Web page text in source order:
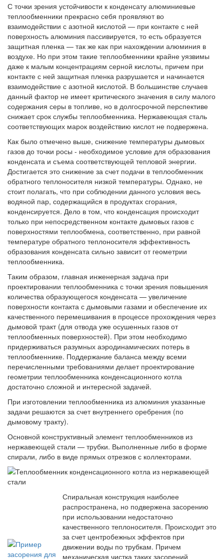
С точки зрения устойчивости к конденсату алюминиевые
теплообменники прекрасно себя проявляют во
взаимодействии с азотной кислотой — при контакте с ней
поверхность алюминия пассивируется, то есть образуется
защитная пленка — так же как при нахождении алюминия в
воздухе. Но при этом такие теплообменники крайне уязвимы
даже к малым концентрациям серной кислоты, причем при
контакте с ней защитная пленка разрушается и начинается
взаимодействие с азотной кислотой. В большинстве случаев
данный фактор не имеет критического значения в силу малого
содержания серы в топливе, но в долгосрочной перспективе
снижает срок службы теплообменника. Нержавеющая сталь
соответствующих марок воздействию кислот не подвержена.
Как было отмечено выше, снижение температуры дымовых
газов до точки росы - необходимое условие для образования
конденсата и съема соответствующей тепловой энергии.
Достигается это снижение за счет подачи в теплообменник
обратного теплоносителя низкой температуры. Однако, не
стоит полагать, что при соблюдении данного условия весь
водяной пар, содержащийся в продуктах сгорания,
конденсируется. Дело в том, что конденсация происходит
только при непосредственном контакте дымовых газов с
поверхностями теплообмена, соответственно, при равной
температуре обратного теплоносителя эффективность
образования конденсата сильно зависит от геометрии
теплообменника.
Таким образом, главная инженерная задача при
проектировании теплообменника с точки зрения повышения
количества образующегося конденсата — увеличение
поверхности контакта с дымовыми газами и обеспечение их
качественного перемешивания в процессе прохождения через
дымовой тракт (для отвода уже осушенных газов от
теплообменных поверхностей). При этом необходимо
придерживаться разумных аэродинамических потерь в
теплообменнике. Поддержание баланса между всеми
перечисленными требованиями делает проектирование
геометрии теплообменника конденсационного котла
достаточно сложной и интересной задачей.
При изготовлении теплообменника из алюминия указанные
задачи решаются за счет внутреннего оребрения (по
дымовому тракту).
Основной конструктивный элемент теплообменников из
нержавеющей стали — трубки. Выполненные либо в форме
спирали, либо в виде прямых отрезков с коллекторами.
Спиральная конструкция наиболее
распространена, но подвержена засорению
при использовании недостаточно
качественного теплоносителя. Происходит это
за счет центробежных эффектов при
движении воды по трубкам. Причем
механическая чистка таких засорений